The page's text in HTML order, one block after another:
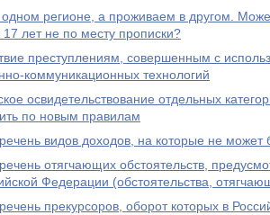
регионе, а проживаем в другом.
17 лет не по месту прописки?
преступлениям, совершенным с
коммуникационных технологий
освидетельствование отдельных
по новым правилам
видов доходов, на которые не может
отягчающих обстоятельств,
Федерации (обстоятельства,
прекурсоров, оборот которых в